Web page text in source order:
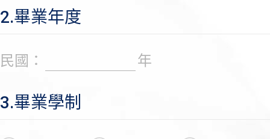
2.畢業年度
民國： 年
3.畢業學制